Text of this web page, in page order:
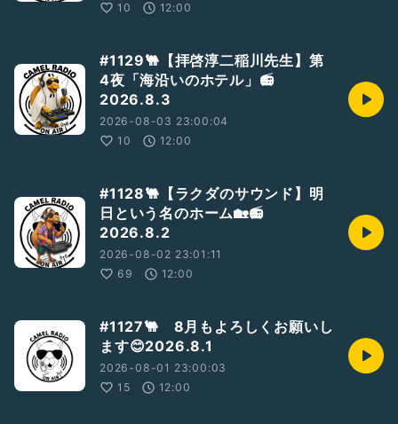
#ラクダ放送局
10
12:00
#1129🐫【拝啓淳二稲川先生】第
4夜「海沿いのホテル」📻
2026.8.3
2026-08-03 23:00:04
10
12:00
#1128🐫【ラクダのサウンド】明
日という名のホーム🏡📻
2026.8.2
2026-08-02 23:01:11
69
12:00
#1127🐫 8月もよろしくお願いし
ます😊2026.8.1
2026-08-01 23:00:03
15
12:00